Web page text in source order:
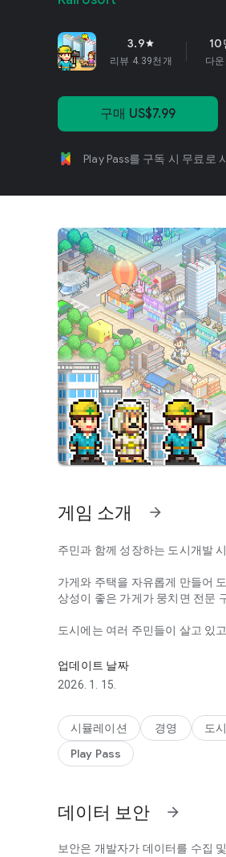
3.9star
리뷰 4.39천개
10
다
구매 US$7.99
Play Pass를 구독 시 무료로
게임 소개 arrow_forward
주민과 함께 성장하는 도시개발
가게와 주택을 자유롭게 만들어
상성이 좋은 가게가 뭉치면 전문
도시에는 여러 주민들이 살고 있
나만의 No. 1도시를 만들어 봅시다.
카이로소프트의 게임정보는 카
https://kairopark.jp
업데이트 날짜
2026. 1. 15.
시뮬레이션 경영 도
Play Pass
데이터 보안 arrow_forward
보안은 개발자가 데이터를 수집